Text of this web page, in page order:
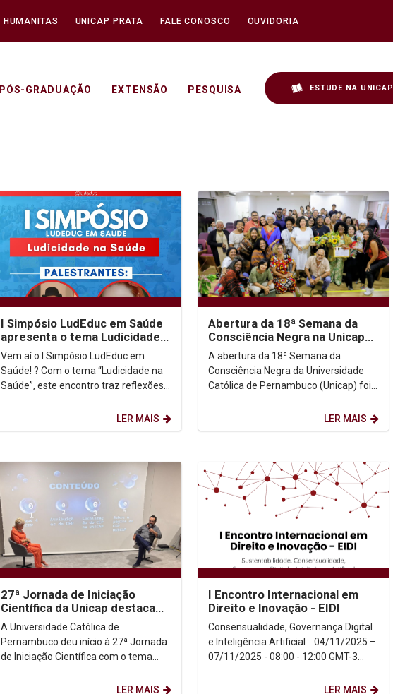
HUMANITAS UNICAP PRATA FALE CONOSCO OUVIDORIA
PÓS-GRADUAÇÃO EXTENSÃO PESQUISA ESTUDE NA UNICAP
I Simpósio LudEduc em Saúde
apresenta o tema Ludicidade
na Saúde
Vem aí o I Simpósio LudEduc em
Saúde! ? Com o tema “Ludicidade na
Saúde”, este encontro traz reflexões
LER MAIS
Abertura da 18ª Semana da
Consciência Negra na Unicap
destaca urgência do
antirracismo e justiça...
A abertura da 18ª Semana da
Consciência Negra da Universidade
Católica de Pernambuco (Unicap) foi
LER MAIS
27ª Jornada de Iniciação
Científica da Unicap destaca
ética e produção acadêmica
como pilares da...
A Universidade Católica de
Pernambuco deu início à 27ª Jornada
de Iniciação Científica com o tema
LER MAIS
I Encontro Internacional em
Direito e Inovação - EIDI
Consensualidade, Governança Digital
e Inteligência Artificial 04/11/2025 –
07/11/2025 - 08:00 - 12:00 GMT-3
LER MAIS